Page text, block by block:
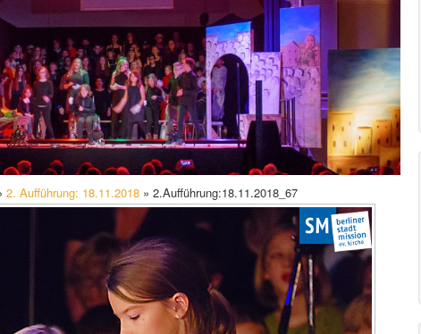
2. Aufführung: 18.11.2018 » 2.Aufführung:18.11.2018_67